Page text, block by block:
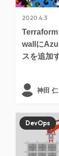
2020.4.3
wallに
スを追加
神田 仁
DevOps